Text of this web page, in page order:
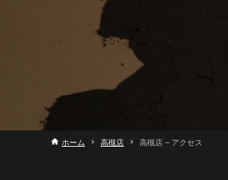
ホーム 高槻店 高槻店 – アクセス